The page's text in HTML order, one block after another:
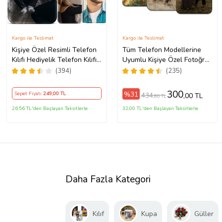
Kişiye Özel Resimli Telefon
Kılıfı Hediyelik Telefon Kılıfı
Baskılı Desenli Resim
(Telefon Modelleri
Açıklamada)
(394)
Kargo ile Teslimat
Sepet Fiyatı 249,00 TL
26,56 TL'den Başlayan Taksitlerle
Tüm Telefon Modellerine
Uyumlu Kişiye Özel Fotoğraf
Baskılı Telefon Kılıfı
(235)
Kargo ile Teslimat
%31 434,80 TL 300,00 TL
32,00 TL'den Başlayan Taksitlerle
Daha Fazla Kategori
Kılıf Kupa Güller